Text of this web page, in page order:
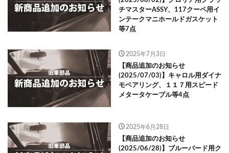
チマスターASSY、117クーペ用イ
ンテークマニホールドガスケット
等7点
2025年7月3日
【商品追加のお知らせ
(2025/07/03)】キャロル用ダイナ
モベアリング、１１７用スピード
メタータケーブル等4点
2025年6月28日
【商品追加のお知らせ
(2025/06/28)】ブルーバード用ク